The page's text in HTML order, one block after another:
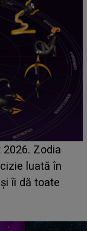
până
Casa Iubirii
despre mama
pentru